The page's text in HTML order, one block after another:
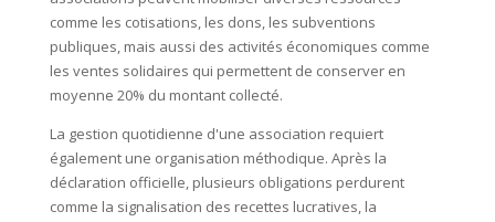
comme les cotisations, les dons, les subventions
publiques, mais aussi des activités économiques comme
les ventes solidaires qui permettent de conserver en
moyenne 20% du montant collecté.
La gestion quotidienne d'une association requiert
également une organisation méthodique. Après la
déclaration officielle, plusieurs obligations perdurent
comme la signalisation des recettes lucratives, la